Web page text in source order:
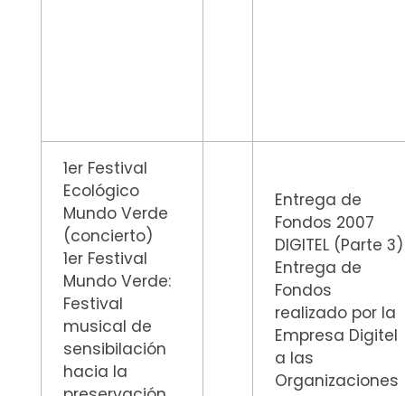
1er Festival
Ecológico
Mundo Verde
(concierto)
1er Festival
Mundo Verde:
Festival
musical de
sensibilación
hacia la
Entrega de
Fondos 2007
DIGITEL (Parte 3)
Entrega de
Fondos
realizado por la
Empresa Digitel
a las
Organizaciones